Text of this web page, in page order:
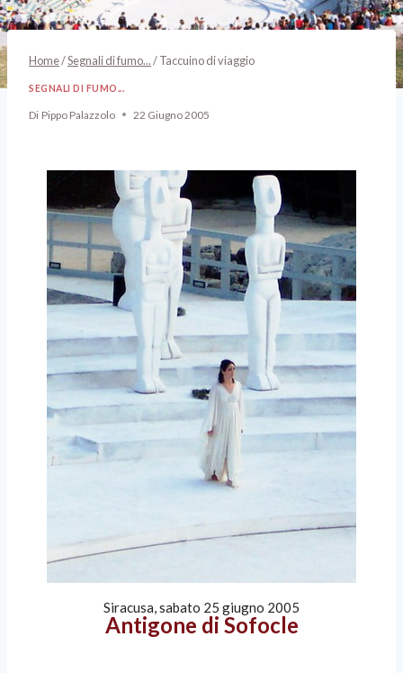
Home/Segnali di fumo.../Taccuino di viaggio
SEGNALI DI FUMO...
Di Pippo Palazzolo 22 Giugno 2005
Siracusa, sabato 25 giugno 2005
Antigone di Sofocle